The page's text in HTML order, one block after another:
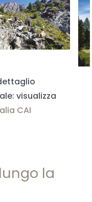
visualizza
CAI
la